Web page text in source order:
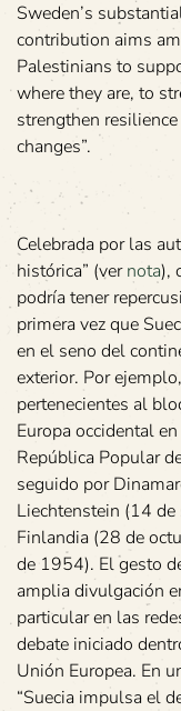
Sweden’s
contribution aims
Palestinians to
where they are, to
strengthen
changes”.
Celebrada por las
histórica” (vernota),
podría tener
primera vez que
en el seno del
exterior. Por
pertenecientes al
Europa occidental
República Popular
seguido por
Liechtenstein (14
Finlandia (28 de
de 1954). El gesto
amplia divulgación
particular en las
debate iniciado
Unión Europea. En
“Suecia impulsa el